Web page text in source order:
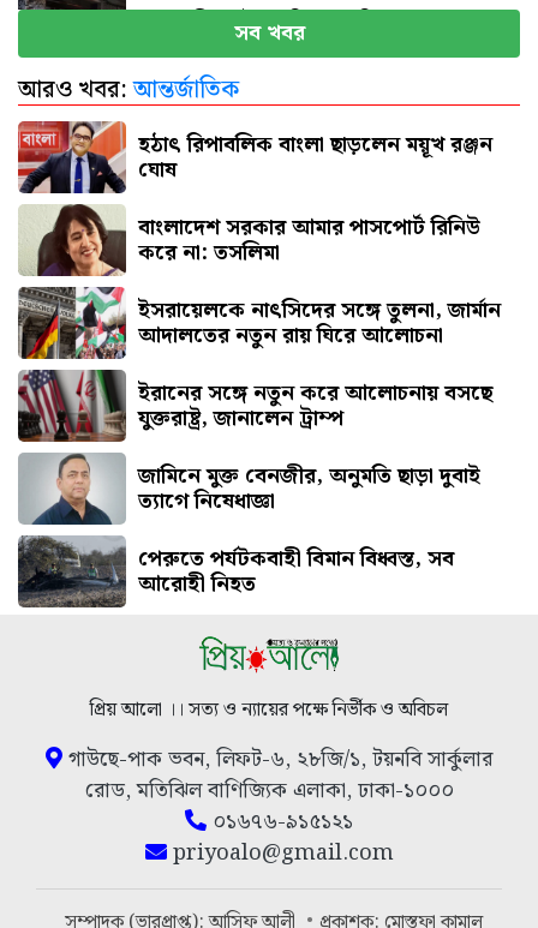
মাগুরায় ক্রিকেটার সাকিবের বাড়িতে হামলা
নতুন দায়িত্বে প্রতিমন্ত্রী ববি হাজ্জাজ
সব খবর
আরও খবর:আন্তর্জাতিক
হঠাৎ রিপাবলিক বাংলা ছাড়লেন ময়ূখ রঞ্জন
ঘোষ
বাংলাদেশ সরকার আমার পাসপোর্ট রিনিউ
করে না: তসলিমা
ইসরায়েলকে নাৎসিদের সঙ্গে তুলনা, জার্মান
আদালতের নতুন রায় ঘিরে আলোচনা
ইরানের সঙ্গে নতুন করে আলোচনায় বসছে
যুক্তরাষ্ট্র, জানালেন ট্রাম্প
জামিনে মুক্ত বেনজীর, অনুমতি ছাড়া দুবাই
ত্যাগে নিষেধাজ্ঞা
পেরুতে পর্যটকবাহী বিমান বিধ্বস্ত, সব
আরোহী নিহত
প্রিয় আলো ।। সত্য ও ন্যায়ের পক্ষে নির্ভীক ও অবিচল
গাউছে-পাক ভবন, লিফট-৬, ২৮জি/১, টয়নবি সার্কুলার
রোড, মতিঝিল বাণিজ্যিক এলাকা, ঢাকা-১০০০
০১৬৭৬-৯১৫১২১
priyoalo@gmail.com